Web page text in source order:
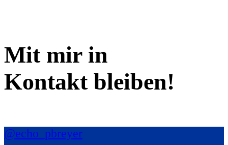
Mit mir in
Kontakt bleiben!
@echo_pbreyer